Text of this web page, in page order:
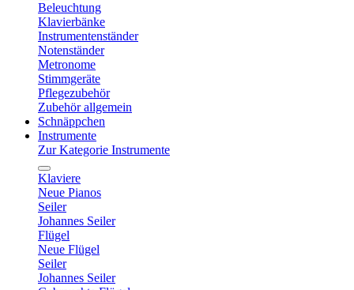
Beleuchtung
Klavierbänke
Instrumentenständer
Notenständer
Metronome
Stimmgeräte
Pflegezubehör
Zubehör allgemein
Schnäppchen
Instrumente
Zur Kategorie Instrumente
Klaviere
Neue Pianos
Seiler
Johannes Seiler
Flügel
Neue Flügel
Seiler
Johannes Seiler